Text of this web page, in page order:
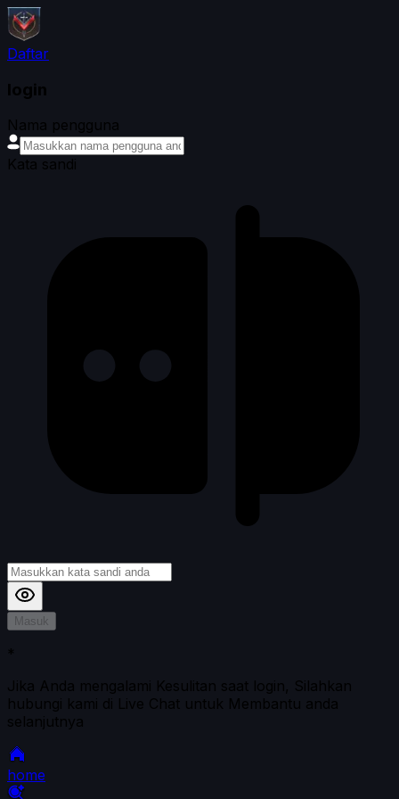
Daftar
login
Nama pengguna
Kata sandi
Masuk
*
Jika Anda mengalami Kesulitan saat login, Silahkan
hubungi kami di Live Chat untuk Membantu anda
selanjutnya
home